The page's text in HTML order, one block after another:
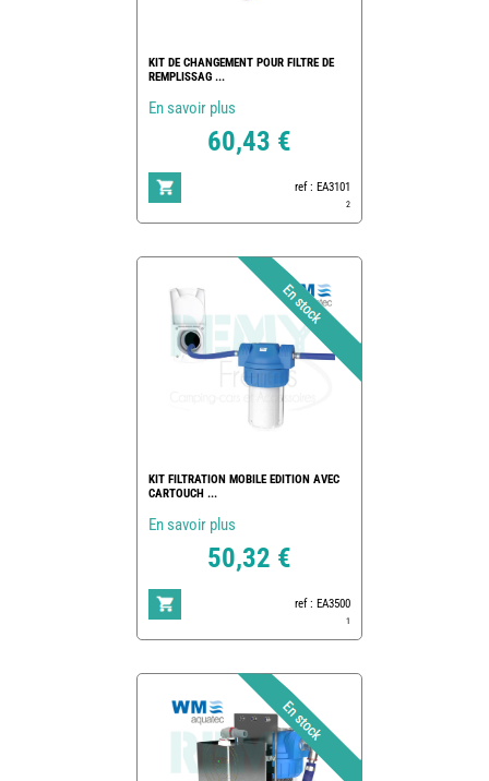
KIT DE CHANGEMENT POUR FILTRE DE
REMPLISSAG ...
En savoir plus
60,43 €
ref : EA3101
2
KIT FILTRATION MOBILE EDITION AVEC
CARTOUCH ...
En savoir plus
50,32 €
ref : EA3500
1